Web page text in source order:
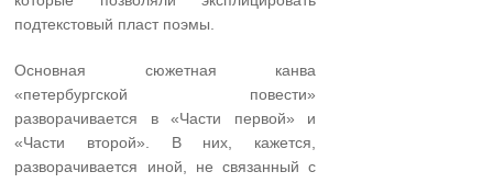
подтекстовый пласт поэмы.
Основная сюжетная канва
«петербургской повести»
разворачивается в «Части первой» и
«Части второй». В них, кажется,
разворачивается иной, не связанный с